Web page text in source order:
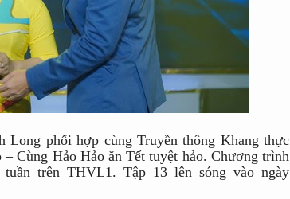
phối hợp cùng Truyền thông Khang thực
Cùng Hảo Hảo ăn Tết tuyệt hảo. Chương trình
trên THVL1. Tập 13 lên sóng vào ngày